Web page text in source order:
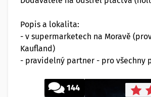
Popis a lokalita:
- v supermarketech na Moravě
Kaufland)
- pravidelný partner - pro všechny
144